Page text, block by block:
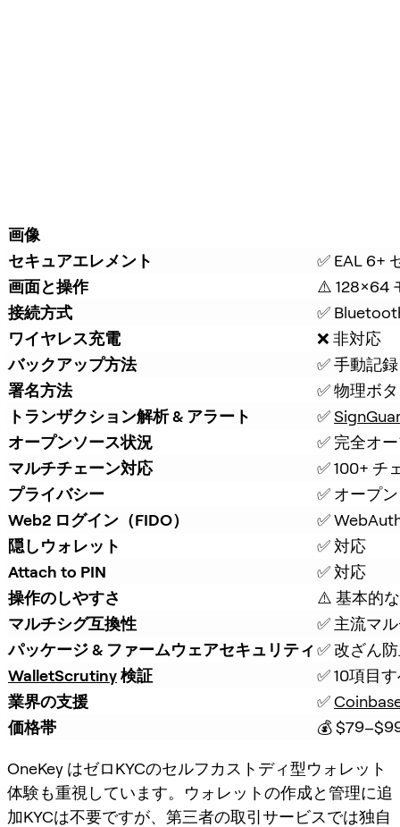
画像
セキュアエレメント
✅ EAL 6+
画面と操作
⚠️ 128×64
接続方式
✅
ワイヤレス充電
❌ 非対応
バックアップ方法
✅ 手動記
署名方法
✅ 物理ボ
トランザクション解析 & アラート
✅
オープンソース状況
✅ 完全オ
マルチチェーン対応
✅ 100+ チ
プライバシー
✅ オープ
Web2 ログイン（FIDO）
✅
隠しウォレット
✅ 対応
Attach to PIN
✅ 対応
操作のしやすさ
⚠️ 基本的
マルチシグ互換性
✅ 主流マ
パッケージ & ファームウェアセキュリティ✅ 改ざん
WalletScrutiny 検証
✅ 10項目
業界の支援
✅
価格帯
💰
OneKey はゼロKYCのセルフカストディ型ウォレット
体験も重視しています。ウォレットの作成と管理に追
加KYCは不要ですが、第三者の取引サービスでは独自